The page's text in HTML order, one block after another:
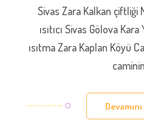
Sivas Zara Kalkan çiftliği
ısıtıcı Sivas Gölova
ısıtma Zara Kaplan Köyü